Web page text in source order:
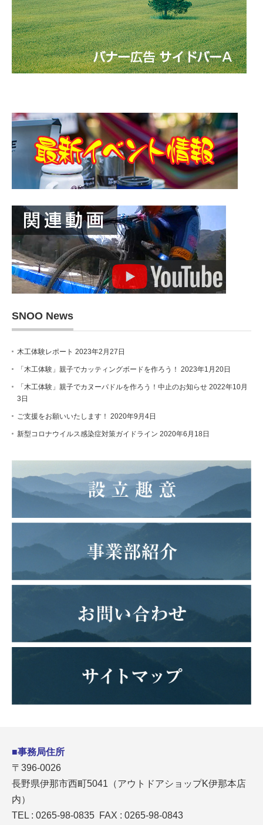
SNOO News
木工体験レポート 2023年2月27日
「木工体験」親子でカッティングボードを作ろう！ 2023年1月20日
「木工体験」親子でカヌーパドルを作ろう！中止のお知らせ 2022年10月
3日
ご支援をお願いいたします！ 2020年9月4日
新型コロナウイルス感染症対策ガイドライン 2020年6月18日
■事務局住所
〒396-0026
長野県伊那市西町5041（アウトドアショップK伊那本店
内）
TEL : 0265-98-0835 FAX : 0265-98-0843